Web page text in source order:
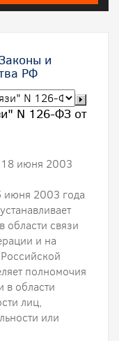
и
РФ
N 126-ФЗ от
18 июня 2003
июня 2003 года
области связи
и на
полномочия
в области
лиц,
или